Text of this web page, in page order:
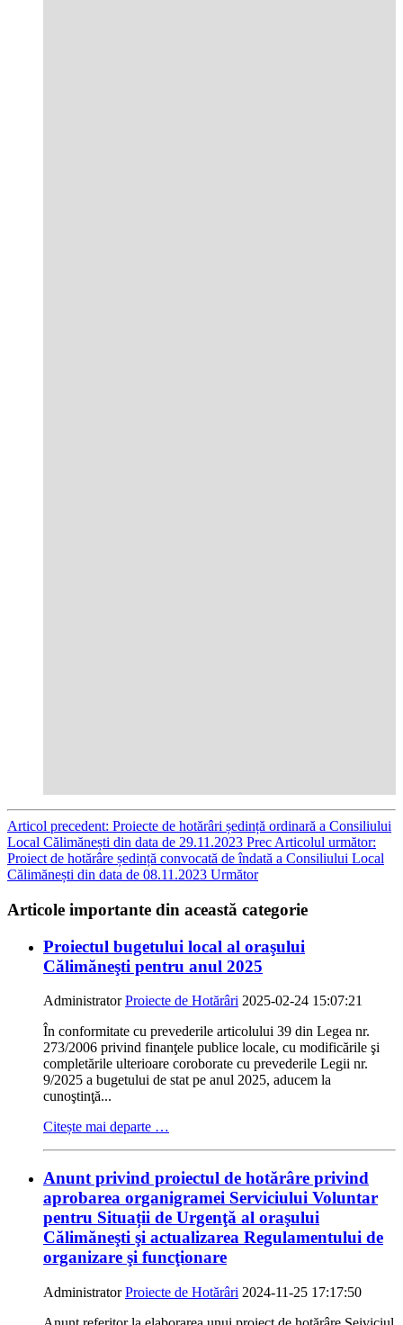
Articol precedent: Proiecte de hotărâri ședință ordinară a Consiliului
Local Călimănești din data de 29.11.2023 Prec Articolul următor:
Proiect de hotărâre ședință convocată de îndată a Consiliului Local
Călimănești din data de 08.11.2023 Următor
Articole importante din această categorie
Proiectul bugetului local al oraşului
Călimăneşti pentru anul 2025
AdministratorProiecte de Hotărâri 2025-02-24 15:07:21
În conformitate cu prevederile articolului 39 din Legea nr.
273/2006 privind finanţele publice locale, cu modificările şi
completările ulterioare coroborate cu prevederile Legii nr.
9/2025 a bugetului de stat pe anul 2025, aducem la
cunoştinţă...
Citește mai departe …
Anunt privind proiectul de hotărâre privind
aprobarea organigramei Serviciului Voluntar
pentru Situații de Urgenţă al oraşului
Călimăneşti şi actualizarea Regulamentului de
organizare şi funcţionare
AdministratorProiecte de Hotărâri 2024-11-25 17:17:50